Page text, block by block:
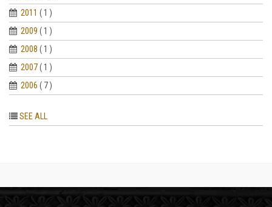
2011 ( 1 )
2009 ( 1 )
2008 ( 1 )
2007( 1 )
2006 ( 7 )
SEE ALL